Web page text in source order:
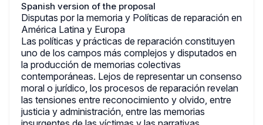
Spanish version of the proposal
Disputas por la memoria y Políticas de reparación en
América Latina y Europa
Las políticas y prácticas de reparación constituyen
uno de los campos más complejos y disputados en
la producción de memorias colectivas
contemporáneas. Lejos de representar un consenso
moral o jurídico, los procesos de reparación revelan
las tensiones entre reconocimiento y olvido, entre
justicia y administración, entre las memorias